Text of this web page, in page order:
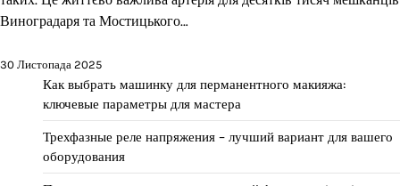
Виноградаря та Мостицького…
30 Листопада 2025
Как выбрать машинку для перманентного макияжа:
ключевые параметры для мастера
Трехфазные реле напряжения – лучший вариант для вашего
оборудования